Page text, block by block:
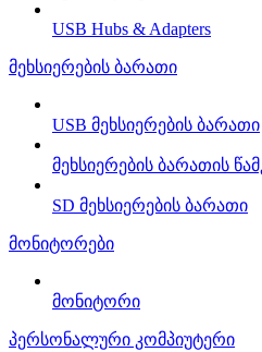
USB Hubs & Adapters
მეხსიერების ბარათი
USB მეხსიერების ბარათი
მეხსიერების ბარათის
SD მეხსიერების ბარათი
მონიტორები
მონიტორი
პერსონალური კომპიუტერი